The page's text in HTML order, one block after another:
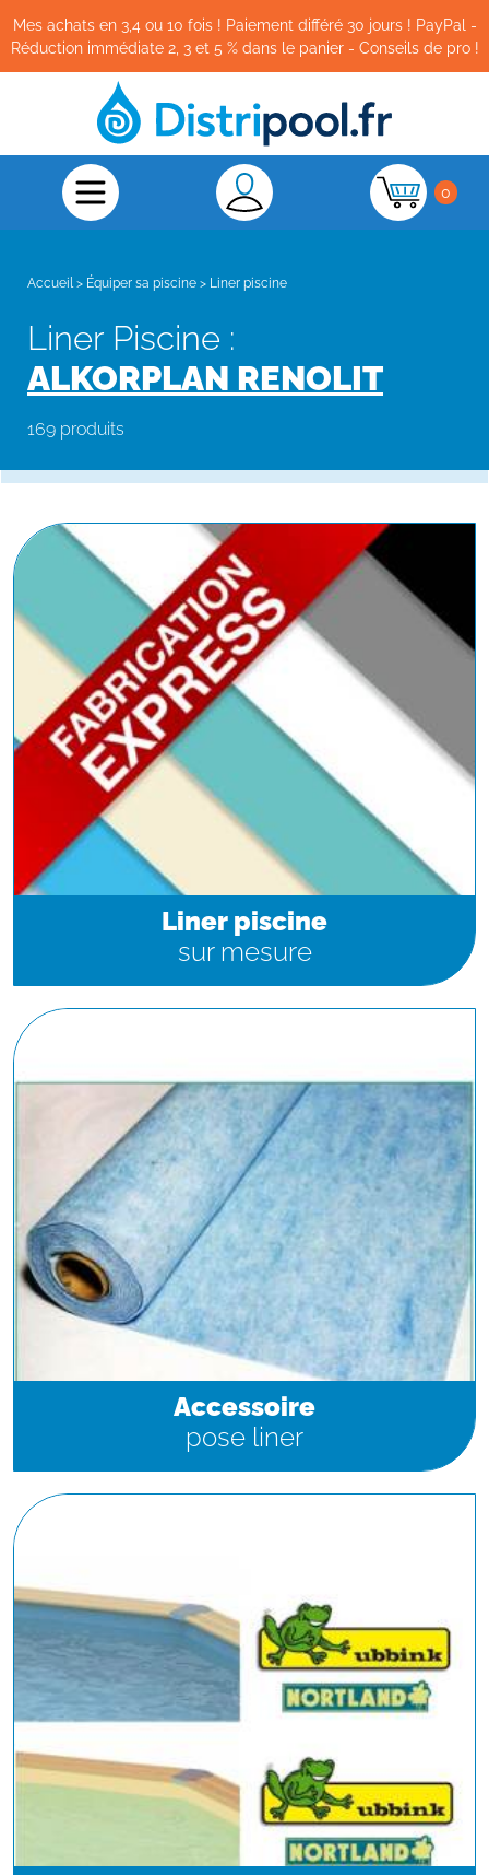
Mes achats en 3,4 ou 10 fois ! Paiement différé 30 jours ! PayPal -
Réduction immédiate 2, 3 et 5 % dans le panier - Conseils de pro !
0
Accueil > Équiper sa piscine > Liner piscine
Liner Piscine :
ALKORPLAN RENOLIT
169 produits
Liner piscine
sur mesure
Accessoire
pose liner